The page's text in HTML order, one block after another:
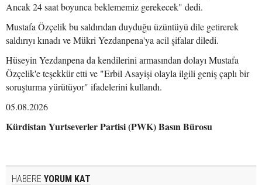
Ancak 24 saat boyunca beklememiz gerekecek" dedi.
Mustafa Özçelik bu saldırıdan duyduğu üzüntüyü dile getirerek
saldırıyı kınadı ve Mükri Yezdanpena'ya acil şifalar diledi.
Hüseyin Yezdanpena da kendilerini armasından dolayı Mustafa
Özçelik'e teşekkür etti ve "Erbil Asayişi olayla ilgili geniş çaplı bir
soruşturma yürütüyor" ifadelerini kullandı.
05.08.2026
Kürdistan Yurtseverler Partisi (PWK) Basın Bürosu
HABERE YORUM KAT